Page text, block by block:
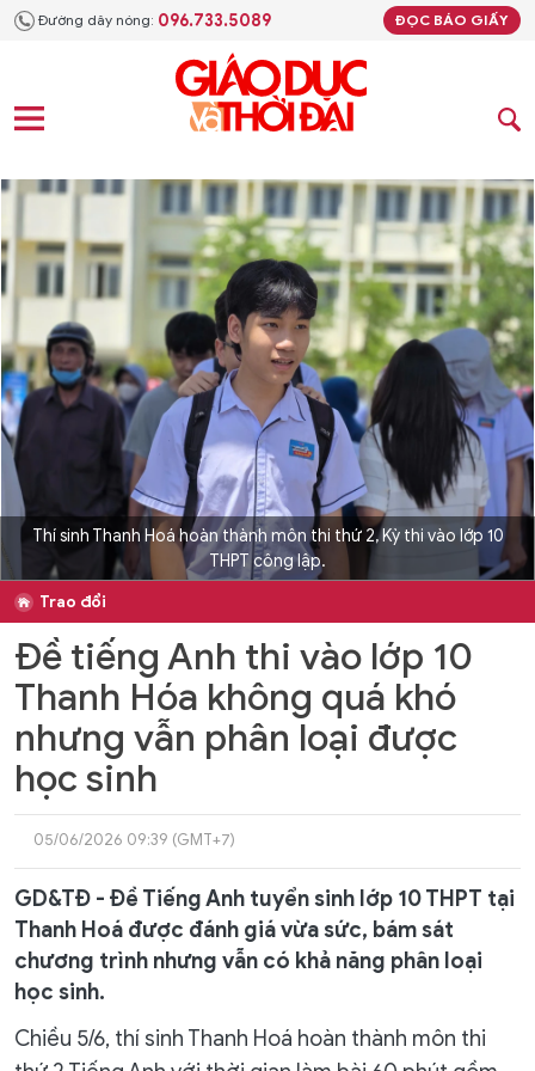
Đường dây nóng: 096.733.5089 ĐỌC BÁO GIẤY
Thí sinh Thanh Hoá hoàn thành môn thi thứ 2, Kỳ thi vào lớp 10
THPT công lập.
Trao đổi
Đề tiếng Anh thi vào lớp 10
Thanh Hóa không quá khó
nhưng vẫn phân loại được
học sinh
05/06/2026 09:39 (GMT+7)
GD&TĐ - Đề Tiếng Anh tuyển sinh lớp 10 THPT tại
Thanh Hoá được đánh giá vừa sức, bám sát
chương trình nhưng vẫn có khả năng phân loại
học sinh.
Chiều 5/6, thí sinh Thanh Hoá hoàn thành môn thi